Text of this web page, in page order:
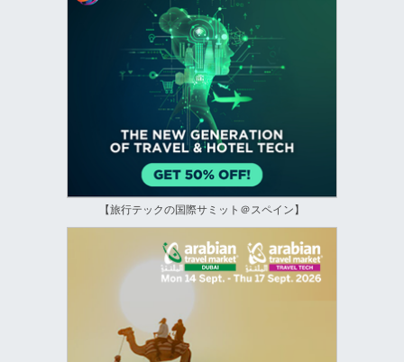
【旅行テックの国際サミット＠スペイン】